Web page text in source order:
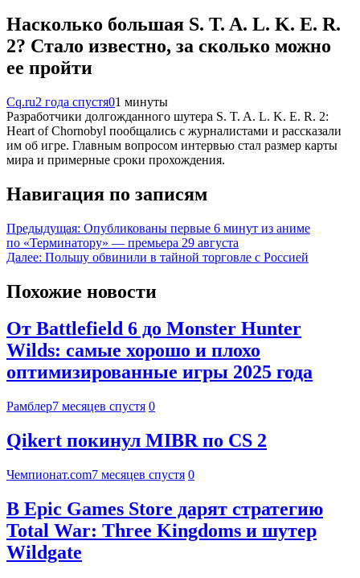
Насколько большая S. T. A. L. K. E. R.
2? Стало известно, за сколько можно
ее пройти
Cq.ru2 года спустя01 минуты
Разработчики долгожданного шутера S. T. A. L. K. E. R. 2:
Heart of Chornobyl пообщались с журналистами и рассказали
им об игре. Главным вопросом интервью стал размер карты
мира и примерные сроки прохождения.
Навигация по записям
Предыдущая: Опубликованы первые 6 минут из аниме
по «Терминатору» — премьера 29 августа
Далее: Польшу обвинили в тайной торговле с Россией
Похожие новости
От Battlefield 6 до Monster Hunter
Wilds: самые хорошо и плохо
оптимизированные игры 2025 года
Рамблер7 месяцев спустя 0
Qikert покинул MIBR по CS 2
Чемпионат.com7 месяцев спустя 0
В Epic Games Store дарят стратегию
Total War: Three Kingdoms и шутер
Wildgate